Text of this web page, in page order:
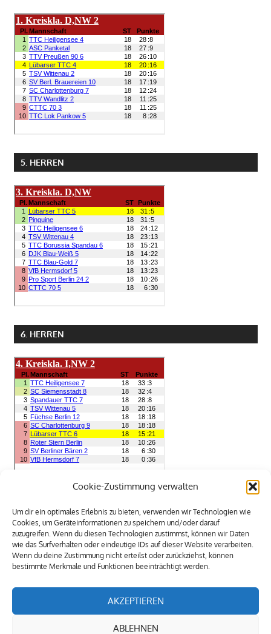
Cookie-Zustimmung verwalten
Um dir ein optimales Erlebnis zu bieten, verwenden wir Technologien wie
Cookies, um Geräteinformationen zu speichern und/oder darauf
zuzugreifen. Wenn du diesen Technologien zustimmst, können wir Daten
wie das Surfverhalten oder eindeutige IDs auf dieser Website verarbeiten.
Wenn du deine Zustimmung nicht erteilst oder zurückziehst, können
bestimmte Merkmale und Funktionen beeinträchtigt werden.
AKZEPTIEREN
ABLEHNEN
5. HERREN
6. HERREN